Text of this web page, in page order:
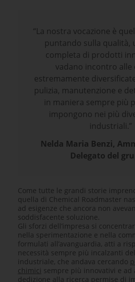
“La nostra vocazione è
puntando sulla qualità,
completa di prodotti
vadano incontro alle
estremamente
pulizia, manutenzione e
in maniera sempre più
impongono nei più
industriali.”
Nelda Maria Benzi,
Delegato del
Come tutte le grandi storie
quella di Chemical Roadmaster
ad esigenze che ancora non
soddisfacente soluzione.
Gli sforzi dell’impresa si
nella sperimentazione e nella
formulati all’avanguardia, atti a
necessità sempre più incalzanti
industriale, che andava cercando
chimici sempre più innovativi e ad
dedizione alla ricerca permise di